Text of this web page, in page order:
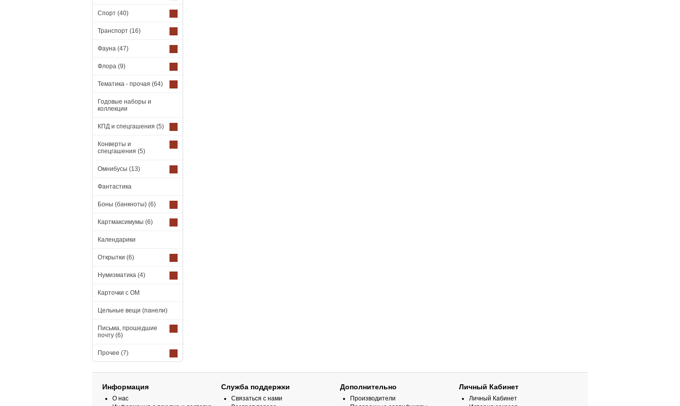
Спорт (40)
Транспорт (16)
Фауна (47)
Флора (9)
Тематика - прочая (64)
Годовые наборы и
коллекции
КПД и спецгашения (5)
Конверты и
спецгашения (5)
Омнибусы (13)
Фантастика
Боны (банкноты) (6)
Картмаксимумы (6)
Календарики
Открытки (6)
Нумизматика (4)
Карточки с ОМ
Цельные вещи (панели)
Письма, прошедшие
почту (6)
Прочее (7)
Информация
О нас
Служба поддержки
Связаться с нами
Дополнительно
Производители
Личный Кабинет
Личный Кабинет